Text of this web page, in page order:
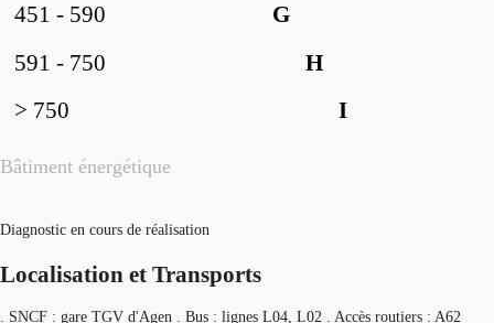
Bâtiment énergétique
G
451 - 590
H
591 - 750
I
> 750
Diagnostic en cours de réalisation
Localisation et Transports
. SNCF : gare TGV d'Agen . Bus : lignes L04, L02 . Accès routiers : A62